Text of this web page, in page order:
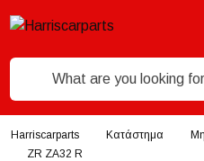
What are you looking
Harriscarparts Κατάστημα
ZR ZA32 R